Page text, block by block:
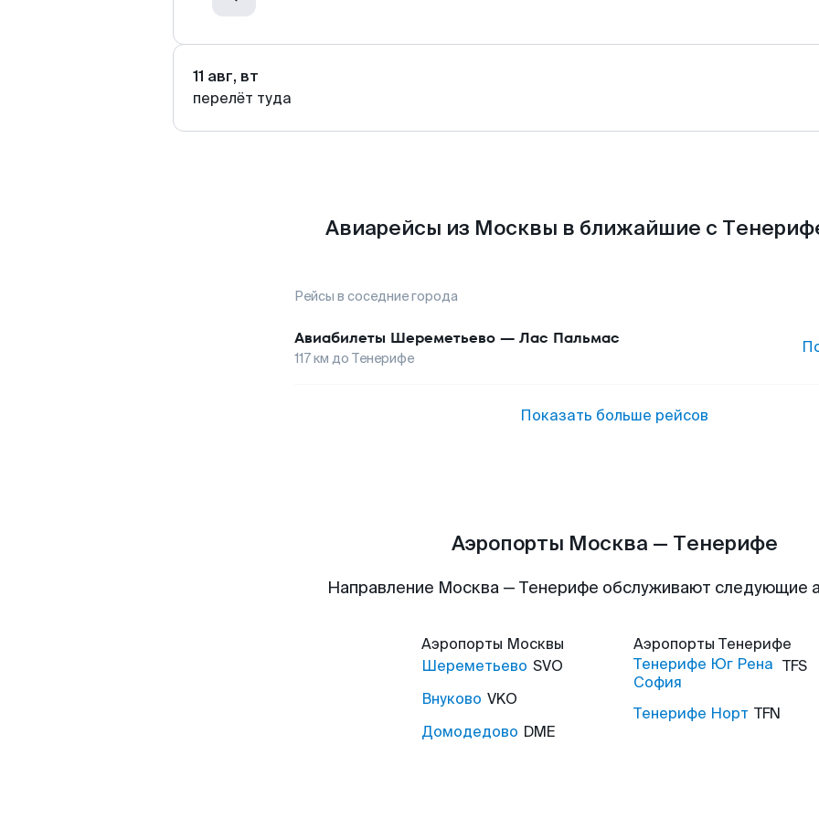
11 авг, вт
перелёт туда
Авиарейсы из Москвы в ближайшие с
Рейсы в соседние города
Авиабилеты Шереметьево — Лас Пальмас
117км до Тенерифе
Показать больше рейсов
Аэропорты Москва — Тенерифе
Направление Москва — Тенерифе обслуживают следующие
Аэропорты Москвы
Шереметьево SVO
Внуково VKO
Домодедово DME
Аэропорты Тенерифе
Тенерифе Юг Рена
София
TFS
Тенерифе Норт TFN